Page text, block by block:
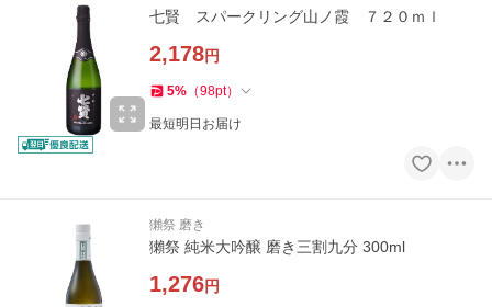
七賢 スパークリング山ノ霞 ７２０ｍｌ
2,178円
5% （98pt）
最短明日お届け
獺祭 磨き
獺祭 純米大吟醸 磨き三割九分 300ml
1,276円